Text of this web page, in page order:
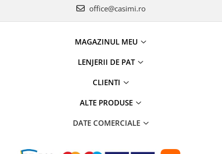
office@casimi.ro
MAGAZINUL MEU
LENJERII DE PAT
CLIENTI
ALTE PRODUSE
DATE COMERCIALE